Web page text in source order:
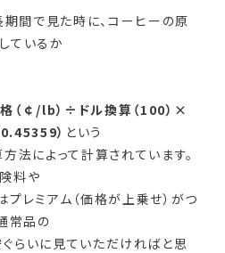
間で見た時に、コーヒーの原
ているか
（￠/lb）÷ドル換算（100）×
） という
法によって計算されています。
料や
レミアム（価格が上乗せ）がつ
常品の
らいに見ていただければと思